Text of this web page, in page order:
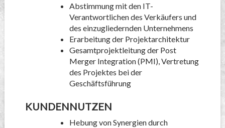
Abstimmung mit den IT-
Verantwortlichen des Verkäufers und
des einzugliedernden Unternehmens
Erarbeitung der Projektarchitektur
Gesamtprojektleitung der Post
Merger Integration (PMI), Vertretung
des Projektes bei der
Geschäftsführung
KUNDENNUTZEN
Hebung von Synergien durch